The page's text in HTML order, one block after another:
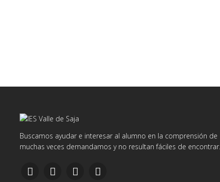
Buscamos ayudar e interesar al alumno en la comprensión
muchas veces demandamos y no resultan fáciles de encontrar.